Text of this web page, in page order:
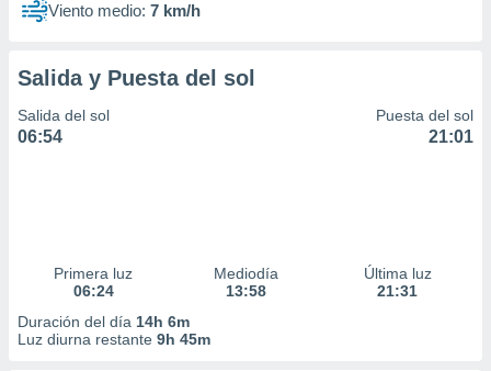
Viento medio: 7 km/h
Salida y Puesta del sol
Salida del sol
06:54
Puesta del sol
21:01
Primera luz
06:24
Mediodía
13:58
Última luz
21:31
Duración del día 14h 6m
Luz diurna restante 9h 45m